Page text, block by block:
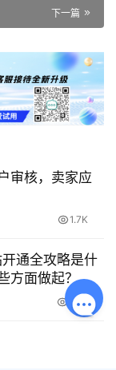
下一篇
审核，卖家应
1.7K
通全攻略是什
方面做起？
7.8K